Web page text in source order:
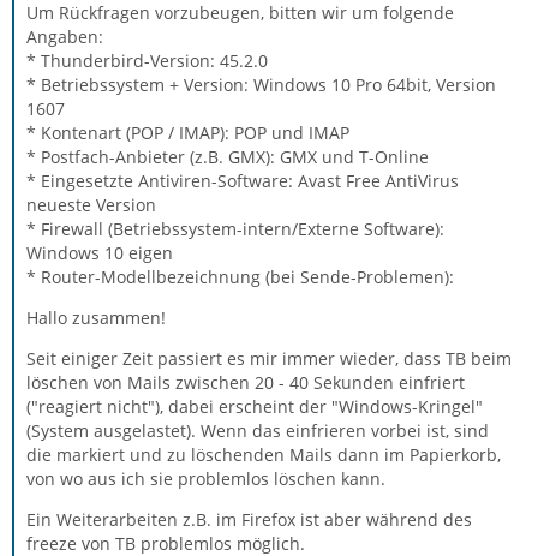
Um Rückfragen vorzubeugen, bitten wir um folgende
Angaben:
* Thunderbird-Version: 45.2.0
* Betriebssystem + Version: Windows 10 Pro 64bit, Version
1607
* Kontenart (POP / IMAP): POP und IMAP
* Postfach-Anbieter (z.B. GMX): GMX und T-Online
* Eingesetzte Antiviren-Software: Avast Free AntiVirus
neueste Version
* Firewall (Betriebssystem-intern/Externe Software):
Windows 10 eigen
* Router-Modellbezeichnung (bei Sende-Problemen):
Hallo zusammen!
Seit einiger Zeit passiert es mir immer wieder, dass TB beim
löschen von Mails zwischen 20 - 40 Sekunden einfriert
("reagiert nicht"), dabei erscheint der "Windows-Kringel"
(System ausgelastet). Wenn das einfrieren vorbei ist, sind
die markiert und zu löschenden Mails dann im Papierkorb,
von wo aus ich sie problemlos löschen kann.
Ein Weiterarbeiten z.B. im Firefox ist aber während des
freeze von TB problemlos möglich.